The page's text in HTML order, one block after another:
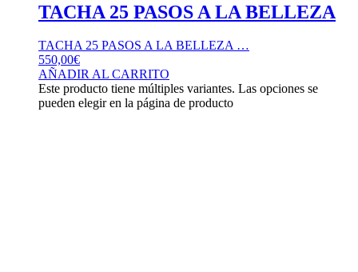
TACHA 25 PASOS A LA BELLEZA
TACHA 25 PASOS A LA BELLEZA …
550,00€
AÑADIR AL CARRITO
Este producto tiene múltiples variantes. Las opciones se
pueden elegir en la página de producto